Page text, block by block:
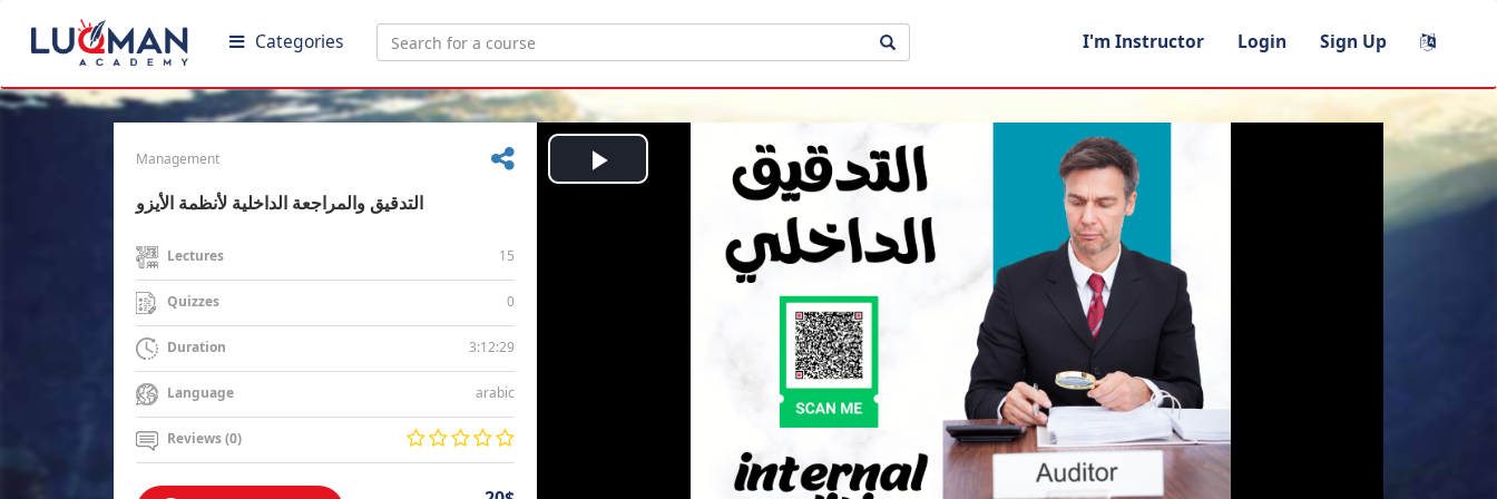
Categories I'm Instructor Login Sign Up
Management
التدقيق والمراجعة الداخلية لأنظمة الأيزو
Lectures 15
Quizzes 0
Duration 3:12:29
Language arabic
Reviews (0)
Play